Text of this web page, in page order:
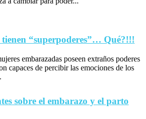
“superpoderes”… Qué?!!!
embarazadas poseen extraños poderes
capaces de percibir las emociones de los
sobre el embarazo y el parto